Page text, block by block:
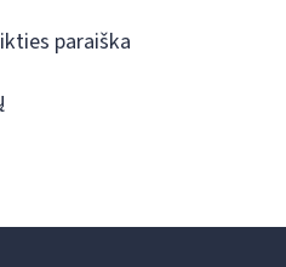
paraiška